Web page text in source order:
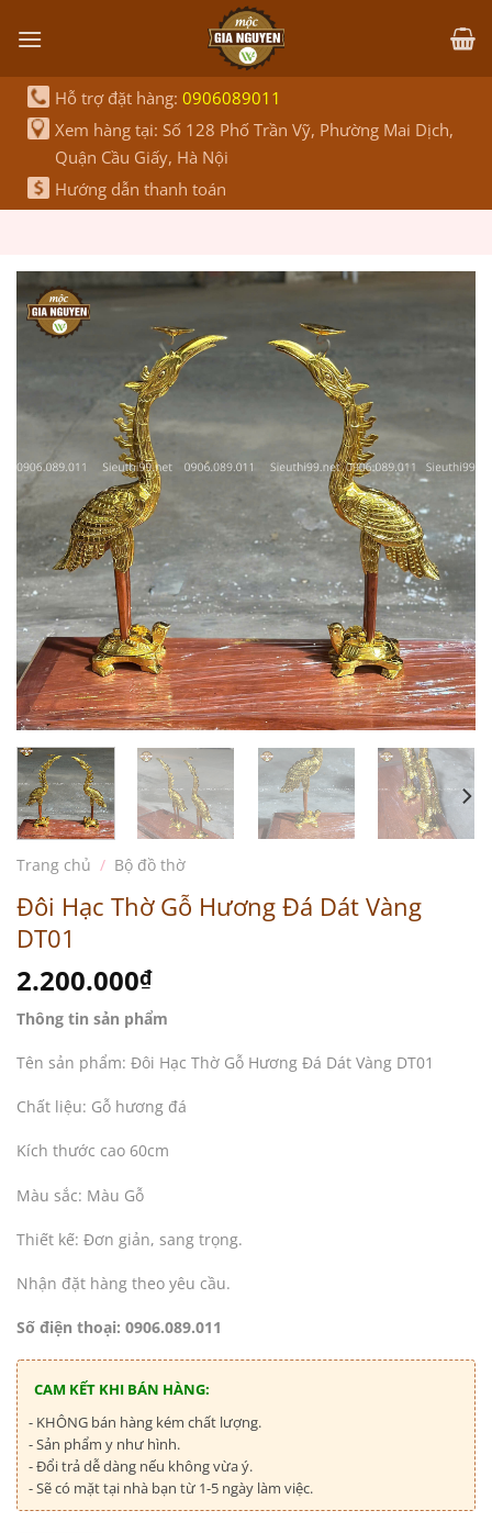
qua
dung
Hỗ trợ đặt hàng: 0906089011
Xem hàng tại: Số 128 Phố Trần Vỹ, Phường Mai Dịch,
Quận Cầu Giấy, Hà Nội
Hướng dẫn thanh toán
Trang chủ / Bộ đồ thờ
Đôi Hạc Thờ Gỗ Hương Đá Dát Vàng
DT01
2.200.000₫
Thông tin sản phẩm
Tên sản phẩm: Đôi Hạc Thờ Gỗ Hương Đá Dát Vàng DT01
Chất liệu: Gỗ hương đá
Kích thước cao 60cm
Màu sắc: Màu Gỗ
Thiết kế: Đơn giản, sang trọng.
Nhận đặt hàng theo yêu cầu.
Số điện thoại: 0906.089.011
CAM KẾT KHI BÁN HÀNG:
- KHÔNG bán hàng kém chất lượng.
- Sản phẩm y như hình.
- Đổi trả dễ dàng nếu không vừa ý.
- Sẽ có mặt tại nhà bạn từ 1-5 ngày làm việc.